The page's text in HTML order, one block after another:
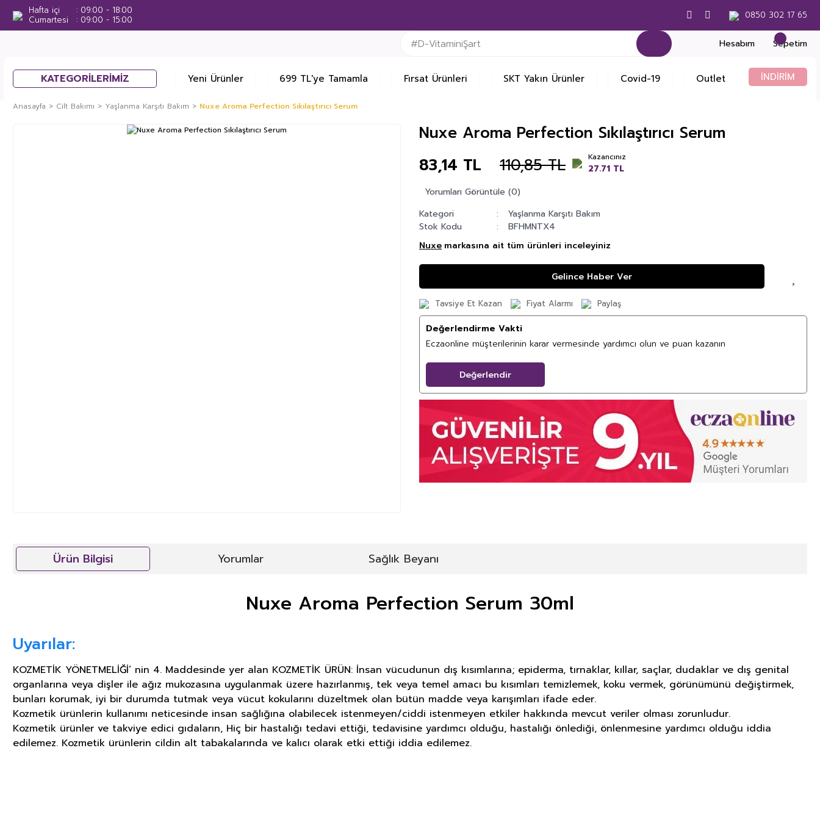
Hafta içi
09:00 - 18:00
Cumartesi
09:00 - 15:00 0850 302 17 65
Hesabım Sepetim
KATEGORİLERİMİZ Yeni Ürünler 699 TL'ye Tamamla Fırsat Ürünleri SKT Yakın Ürünler Covid-19 Outlet İNDİRİM
Anasayfa Cilt Bakımı Yaşlanma Karşıtı Bakım Nuxe Aroma Perfection Sıkılaştırıcı Serum
Nuxe Aroma Perfection Sıkılaştırıcı Serum
83,14 TL
110,85 TL Kazancınız
27.71 TL
Yorumları Görüntüle (0)
Kategori
Yaşlanma Karşıtı Bakım
Stok Kodu
BFHMNTX4
Nuxe markasına ait tüm ürünleri inceleyiniz
Gelince Haber Ver
Tavsiye Et Kazan Fiyat Alarmı Paylaş
Değerlendirme Vakti
Eczaonline müşterilerinin karar vermesinde yardımcı olun ve puan kazanın
Değerlendir
Ürün Bilgisi Yorumlar Sağlık Beyanı
Nuxe Aroma Perfection Serum 30ml
Uyarılar:
KOZMETİK YÖNETMELİĞİ’ nin 4. Maddesinde yer alan KOZMETİK ÜRÜN: İnsan vücudunun dış kısımlarına; epiderma, tırnaklar, kıllar, saçlar, dudaklar ve dış genital
organlarına veya dişler ile ağız mukozasına uygulanmak üzere hazırlanmış, tek veya temel amacı bu kısımları temizlemek, koku vermek, görünümünü değiştirmek,
bunları korumak, iyi bir durumda tutmak veya vücut kokularını düzeltmek olan bütün madde veya karışımları ifade eder.
Kozmetik ürünlerin kullanımı neticesinde insan sağlığına olabilecek istenmeyen/ciddi istenmeyen etkiler hakkında mevcut veriler olması zorunludur.
Kozmetik ürünler ve takviye edici gıdaların, Hiç bir hastalığı tedavi ettiği, tedavisine yardımcı olduğu, hastalığı önlediği, önlenmesine yardımcı olduğu iddia
edilemez. Kozmetik ürünlerin cildin alt tabakalarında ve kalıcı olarak etki ettiği iddia edilemez.